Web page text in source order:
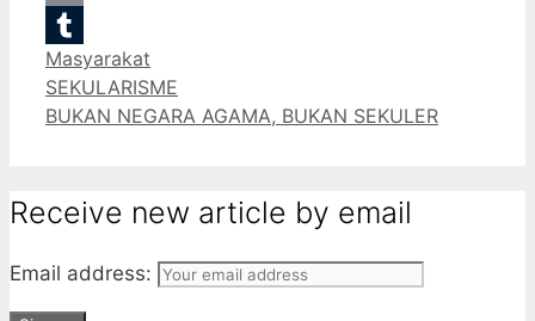
Email
Tumblr
Categories
Masyarakat
SEKULARISME
BUKAN NEGARA AGAMA, BUKAN SEKULER
Receive new article by email
Email address: